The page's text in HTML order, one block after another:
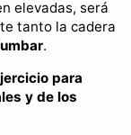
elevadas, será
tanto la cadera
.
para
y de los